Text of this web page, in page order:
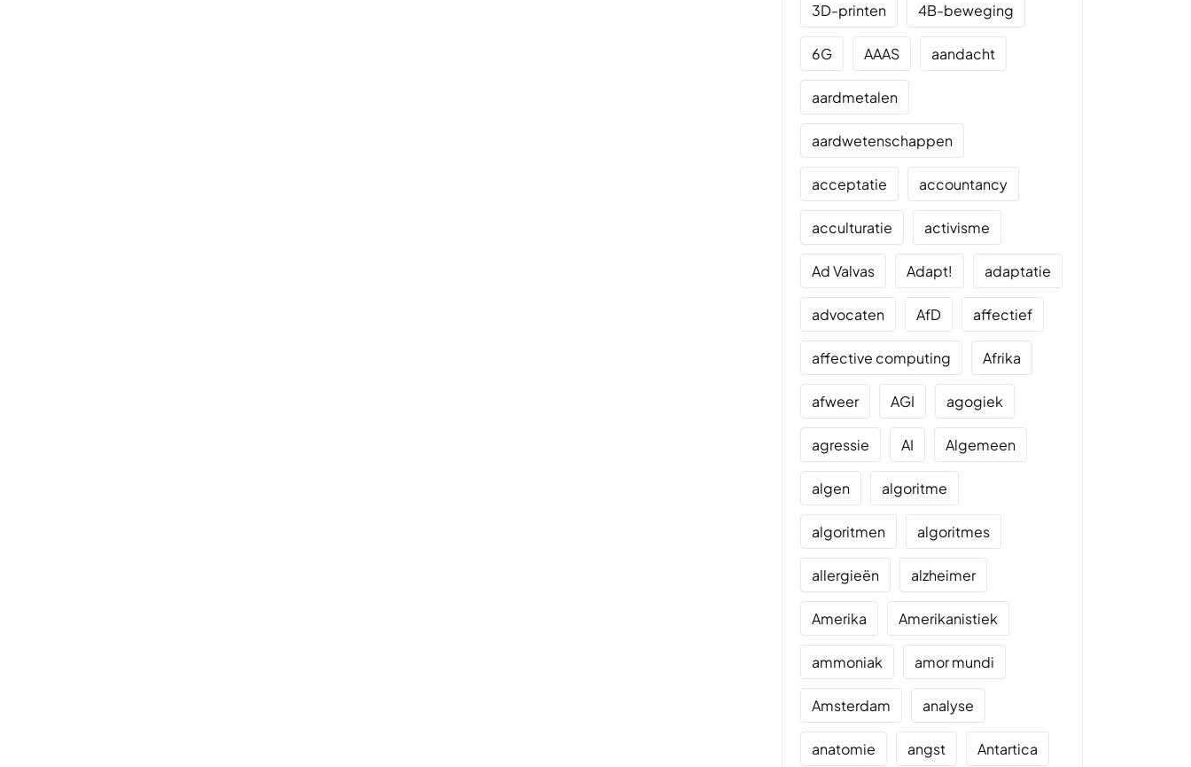
3D-printen 4B-beweging
6G AAAS aandacht
aardmetalen
aardwetenschappen
acceptatie accountancy
acculturatie activisme
Ad Valvas Adapt! adaptatie
advocaten AfD affectief
affective computing Afrika
afweer AGI agogiek
agressie AI Algemeen
algen algoritme
algoritmen algoritmes
allergieën alzheimer
Amerika Amerikanistiek
ammoniak amor mundi
Amsterdam analyse
anatomie angst Antartica